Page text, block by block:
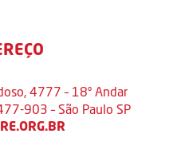
4777 – 18º Andar
903 – São Paulo SP